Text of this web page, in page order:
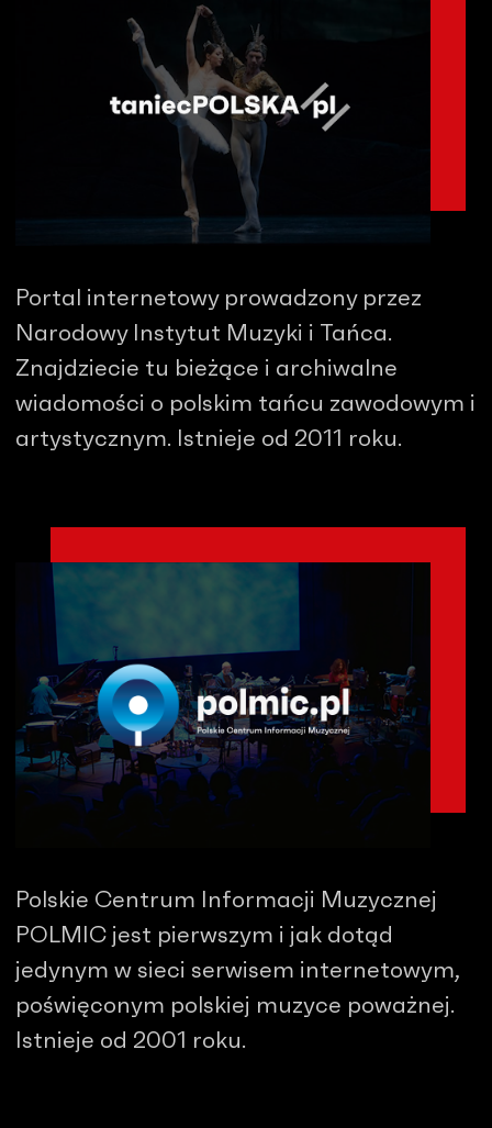
Portal internetowy prowadzony przez
Narodowy Instytut Muzyki i Tańca.
Znajdziecie tu bieżące i archiwalne
wiadomości o polskim tańcu zawodowym i
artystycznym. Istnieje od 2011 roku.
Polskie Centrum Informacji Muzycznej
POLMIC jest pierwszym i jak dotąd
jedynym w sieci serwisem internetowym,
poświęconym polskiej muzyce poważnej.
Istnieje od 2001 roku.